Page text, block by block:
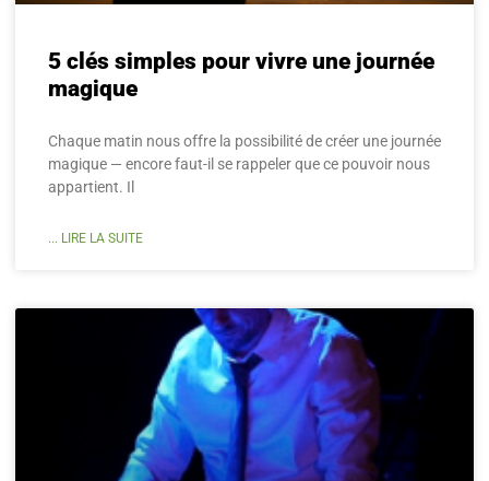
5 clés simples pour vivre une journée
magique
Chaque matin nous offre la possibilité de créer une journée
magique — encore faut-il se rappeler que ce pouvoir nous
appartient. Il
... LIRE LA SUITE